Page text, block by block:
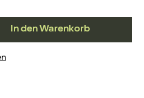
In den Warenkorb